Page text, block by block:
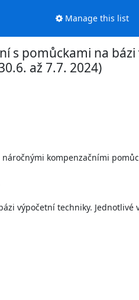
Manage this list
s pomůckami na
až 7.7. 2024)
kompenzačními
výpočetní techniky. Jednotlivé